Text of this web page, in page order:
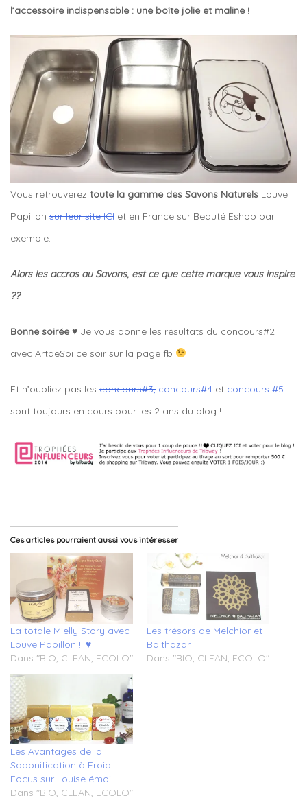
l’accessoire indispensable : une boîte jolie et maline !
Vous retrouverez toute la gamme des Savons Naturels Louve
Papillon sur leur site ICI et en France sur Beauté Eshop par
exemple.
Alors les accros au Savons, est ce que cette marque vous inspire
??
Bonne soirée ♥ Je vous donne les résultats du concours#2
avec ArtdeSoi ce soir sur la page fb
Et n’oubliez pas les concours#3, concours#4 et concours #5
sont toujours en cours pour les 2 ans du blog !
Ces articles pourraient aussi vous intéresser
La totale Mielly Story avec
Louve Papillon !! ♥
Dans "BIO, CLEAN, ECOLO"
Les trésors de Melchior et
Balthazar
Dans "BIO, CLEAN, ECOLO"
Les Avantages de la
Saponification à Froid :
Focus sur Louise émoi
Dans "BIO, CLEAN, ECOLO"